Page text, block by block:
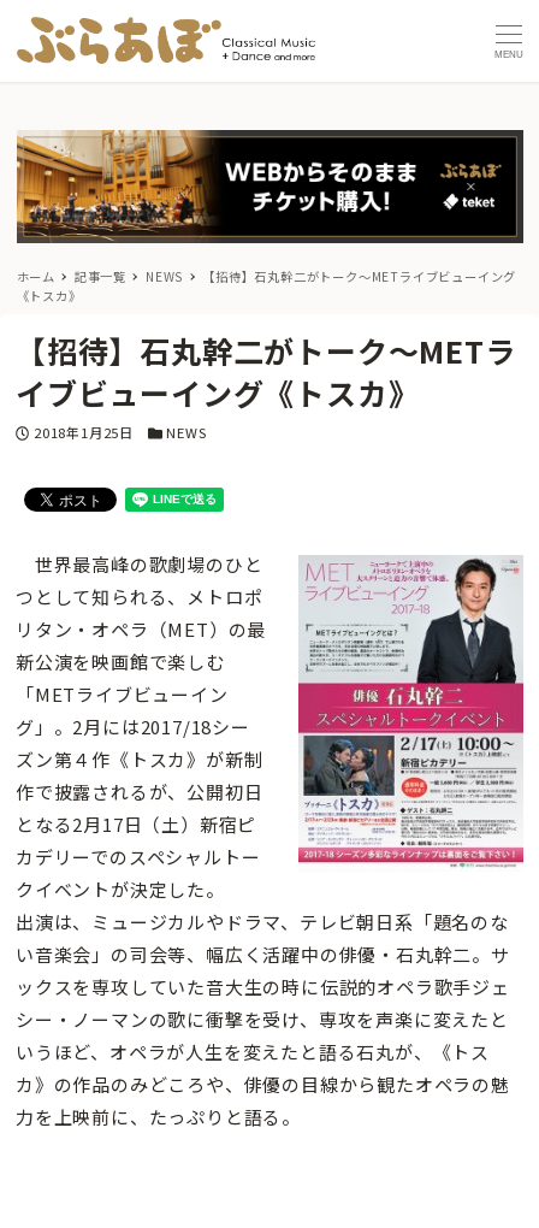
MENU
ホーム 記事一覧 NEWS
【招待】石丸幹二がトーク〜METライブビューイング
《トスカ》
【招待】石丸幹二がトーク〜METラ
イブビューイング《トスカ》
投稿日
2018年1月25日 カテゴリー
NEWS
世界最高峰の歌劇場のひと
つとして知られる、メトロポ
リタン・オペラ（MET）の最
新公演を映画館で楽しむ
「METライブビューイン
グ」。2月には2017/18シー
ズン第４作《トスカ》が新制
作で披露されるが、公開初日
となる2月17日（土）新宿ピ
カデリーでのスペシャルトー
クイベントが決定した。
出演は、ミュージカルやドラマ、テレビ朝日系「題名のな
い音楽会」の司会等、幅広く活躍中の俳優・石丸幹二。サ
ックスを専攻していた音大生の時に伝説的オペラ歌手ジェ
シー・ノーマンの歌に衝撃を受け、専攻を声楽に変えたと
いうほど、オペラが人生を変えたと語る石丸が、《トス
カ》の作品のみどころや、俳優の目線から観たオペラの魅
力を上映前に、たっぷりと語る。